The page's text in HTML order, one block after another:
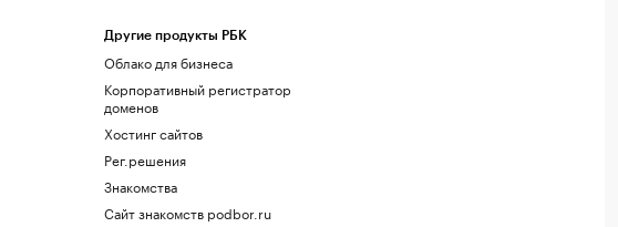
Другие продукты РБК
Облако для бизнеса
Корпоративный регистратор
доменов
Хостинг сайтов
Рег.решения
Знакомства
Сайт знакомств podbor.ru